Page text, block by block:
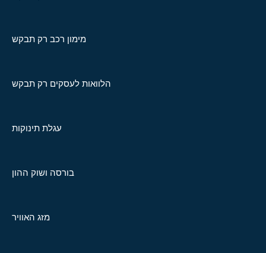
מימון רכב רק תבקש
הלוואות לעסקים רק תבקש
עגלת תינוקות
בורסה ושוק ההון
מזג האוויר